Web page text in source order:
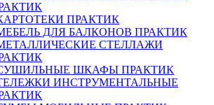
ПРАКТИК
ДЛЯ БАЛКОНОВ ПРАКТИК
СТЕЛЛАЖИ
ШКАФЫ ПРАКТИК
ИНСТРУМЕНТАЛЬНЫЕ